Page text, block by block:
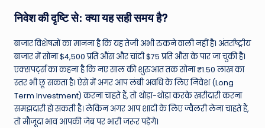
निवेश की दृष्टि से: क्या यह सही समय है?
बाजार विशेषज्ञों का मानना है कि यह तेजी अभी रुकने वाली नहीं है। अंतर्राष्ट्रीय
बाजार में सोना $4,500 प्रति औंस और चांदी $75 प्रति औंस के पार जा चुकी है।
एक्सपर्ट्स का कहना है कि नए साल की शुरुआत तक सोना ₹1.50 लाख का
स्तर भी छू सकता है। ऐसे में अगर आप लंबी अवधि के लिए निवेश (Long
Term Investment) करना चाहते हैं, तो थोड़ा-थोड़ा करके खरीदारी करना
समझदारी हो सकती है। लेकिन अगर आप शादी के लिए ज्वैलरी लेना चाहते हैं,
तो मौजूदा भाव आपकी जेब पर भारी जरूर पड़ेंगे।